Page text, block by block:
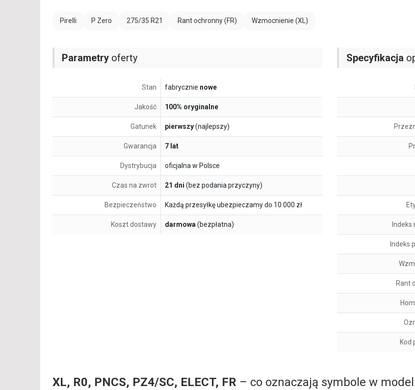
Pirelli P Zero 275/35 R21 Rant ochronny (FR) Wzmocnienie (XL)
Parametry oferty
Stan fabrycznie nowe
Jakość 100% oryginalne
Gatunek pierwszy(najlepszy)
Gwarancja 7 lat
Dystrybucja oficjalna w Polsce
Czas na zwrot 21 dni (bez podania przyczyny)
Bezpieczeństwo Każdą przesyłkę ubezpieczamy do 10 000 zł
Koszt dostawy darmowa(bezpłatna)
Specyfikacja
Indeks
Indeks
Rant
Kod
XL, R0, PNCS, PZ4/SC, ELECT, FR – co oznaczają symbole w